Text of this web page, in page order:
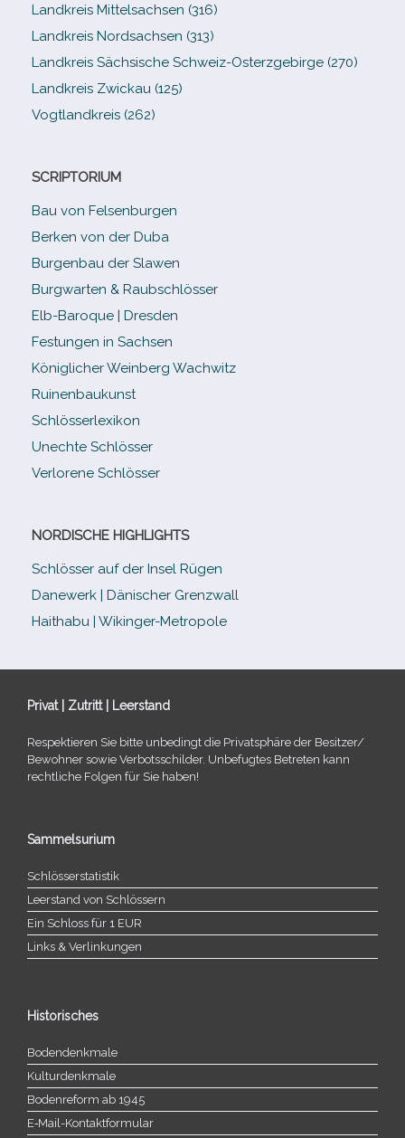
Landkreis Mittelsachsen (316)
Landkreis Nordsachsen (313)
Landkreis Sächsische Schweiz-​Osterzgebirge (270)
Landkreis Zwickau (125)
Vogtlandkreis (262)
SCRIPTORIUM
Bau von Felsenburgen
Berken von der Duba
Burgenbau der Slawen
Burgwarten & Raubschlösser
Elb-​Baroque | Dresden
Festungen in Sachsen
Königlicher Weinberg Wachwitz
Ruinenbaukunst
Schlösserlexikon
Unechte Schlösser
Verlorene Schlösser
NORDISCHE HIGHLIGHTS
Schlösser auf der Insel Rügen
Danewerk | Dänischer Grenzwall
Haithabu | Wikinger-Metropole
Privat | Zutritt | Leerstand
Respektieren Sie bitte unbe­dingt die Privatsphäre der Besitzer/​
Bewohner sowie Verbotsschilder. Unbefugtes Betreten kann
recht­li­che Folgen für Sie haben!
Sammelsurium
Schlösserstatistik
Leerstand von Schlössern
Ein Schloss für 1 EUR
Links & Verlinkungen
Historisches
Bodendenkmale
Kulturdenkmale
Bodenreform ab 1945
E‑Mail-​​Kontaktformular